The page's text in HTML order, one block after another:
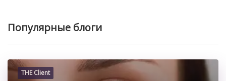
Популярные блоги
THE Client